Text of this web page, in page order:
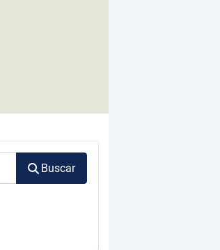
Buscar